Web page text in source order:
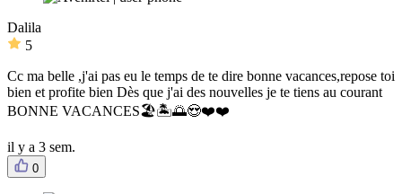
Dalila
5
Cc ma belle ,j'ai pas eu le temps de te dire bonne vacances,repose toi
bien et profite bien Dès que j'ai des nouvelles je te tiens au courant
BONNE VACANCES🏖️🏝️🌅😍❤️❤️
il y a 3 sem.
0